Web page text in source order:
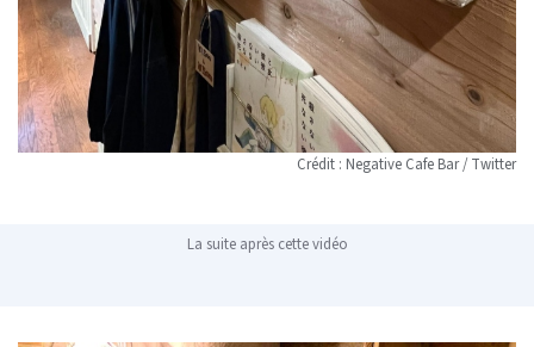
Crédit : Negative Cafe Bar / Twitter
La suite après cette vidéo